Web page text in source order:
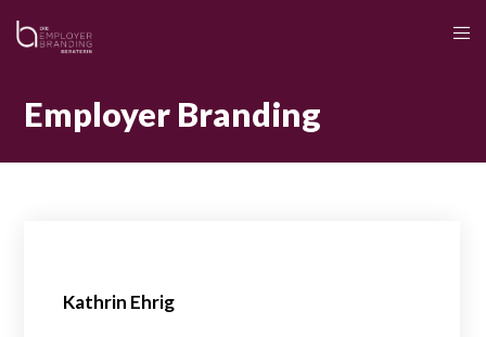
Employer Branding
Kathrin Ehrig